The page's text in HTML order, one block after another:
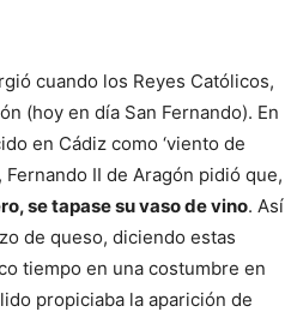
cuando los Reyes Católicos,
(hoy en día San Fernando). En
en Cádiz como ‘viento de
II de Aragón pidió que,
se tapase su vaso de vino. Así
de queso, diciendo estas
tiempo en una costumbre en
propiciaba la aparición de